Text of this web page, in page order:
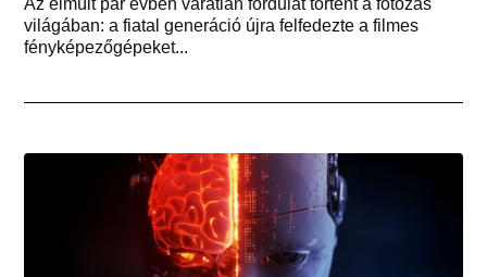
Az elmúlt pár évben váratlan fordulat történt a fotózás
világában: a fiatal generáció újra felfedezte a filmes
fényképezőgépeket...